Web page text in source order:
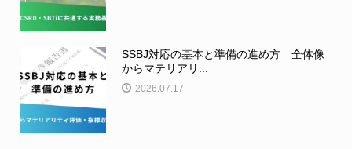
SSBJ対応の基本と準備の進め方 全体像
からマテリアリ...
2026.07.17